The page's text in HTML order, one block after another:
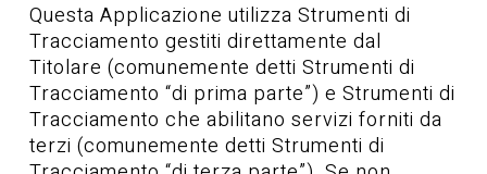
Questa Applicazione utilizza Strumenti di
Tracciamento gestiti direttamente dal
Titolare (comunemente detti Strumenti di
Tracciamento “di prima parte”) e Strumenti di
Tracciamento che abilitano servizi forniti da
terzi (comunemente detti Strumenti di